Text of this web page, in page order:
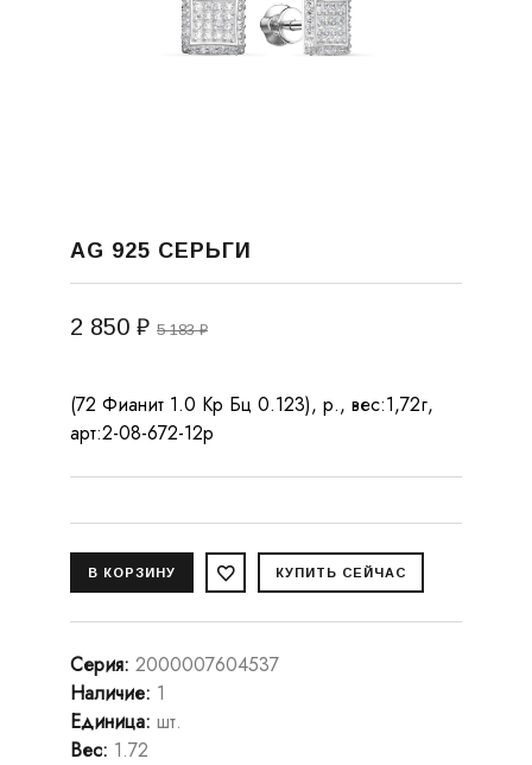
AG 925 СЕРЬГИ
2 850 ₽ 5 183 ₽
(72 Фианит 1.0 Кр Бц 0.123), р., вес:1,72г,
арт:2-08-672-12р
Серия: 2000007604537
Наличие: 1
Единица: шт.
Вес: 1.72